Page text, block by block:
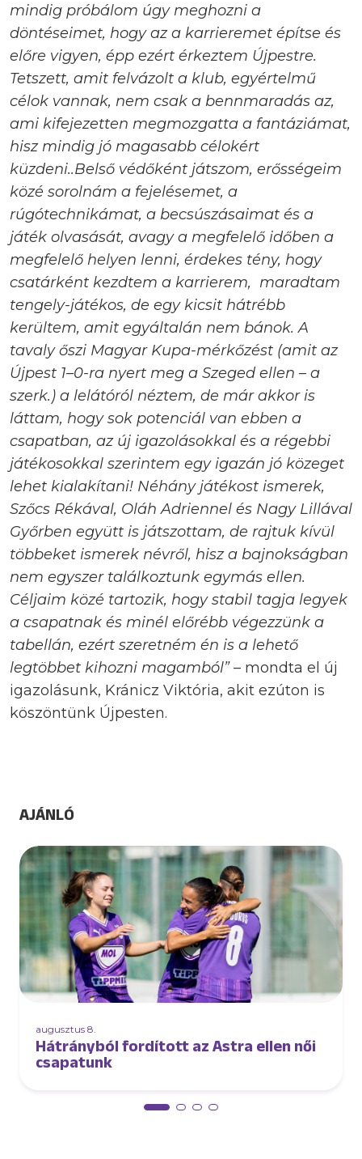
mindig próbálom úgy meghozni a
döntéseimet, hogy az a karrieremet építse és
előre vigyen, épp ezért érkeztem Újpestre.
Tetszett, amit felvázolt a klub, egyértelmű
célok vannak, nem csak a bennmaradás az,
ami kifejezetten megmozgatta a fantáziámat,
hisz mindig jó magasabb célokért
küzdeni..Belső védőként játszom, erősségeim
közé sorolnám a fejelésemet, a
rúgótechnikámat, a becsúszásaimat és a
játék olvasását, avagy a megfelelő időben a
megfelelő helyen lenni, érdekes tény, hogy
csatárként kezdtem a karrierem, maradtam
tengely-játékos, de egy kicsit hátrébb
kerültem, amit egyáltalán nem bánok. A
tavaly őszi Magyar Kupa-mérkőzést (amit az
Újpest 1–0-ra nyert meg a Szeged ellen – a
szerk.) a lelátóról néztem, de már akkor is
láttam, hogy sok potenciál van ebben a
csapatban, az új igazolásokkal és a régebbi
játékosokkal szerintem egy igazán jó közeget
lehet kialakítani! Néhány játékost ismerek,
Szőcs Rékával, Oláh Adriennel és Nagy Lillával
Győrben együtt is játszottam, de rajtuk kívül
többeket ismerek névről, hisz a bajnokságban
nem egyszer találkoztunk egymás ellen.
Céljaim közé tartozik, hogy stabil tagja legyek
a csapatnak és minél előrébb végezzünk a
tabellán, ezért szeretném én is a lehető
legtöbbet kihozni magamból”– mondta el új
igazolásunk, Kránicz Viktória, akit ezúton is
köszöntünk Újpesten.
AJÁNLÓ
augusztus 8.
Hátrányból fordított az Astra ellen női
csapatunk